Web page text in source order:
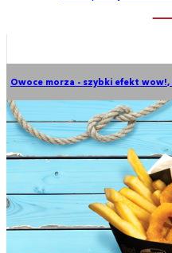
Owoce morza - szybki efekt wow!,